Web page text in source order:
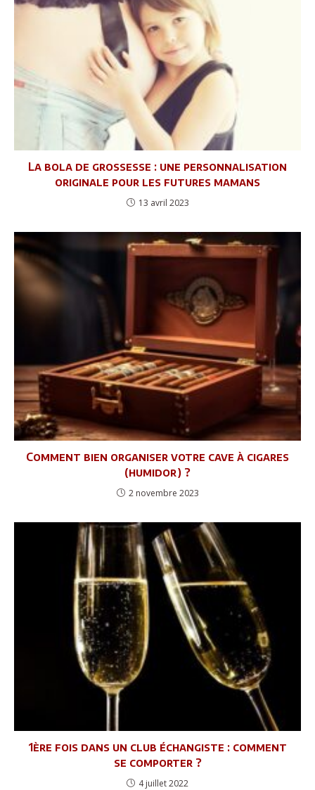
La bola de grossesse : une personnalisation
originale pour les futures mamans
13 avril 2023
Comment bien organiser votre cave à cigares
(humidor) ?
2 novembre 2023
1ère fois dans un club échangiste : comment
se comporter ?
4 juillet 2022